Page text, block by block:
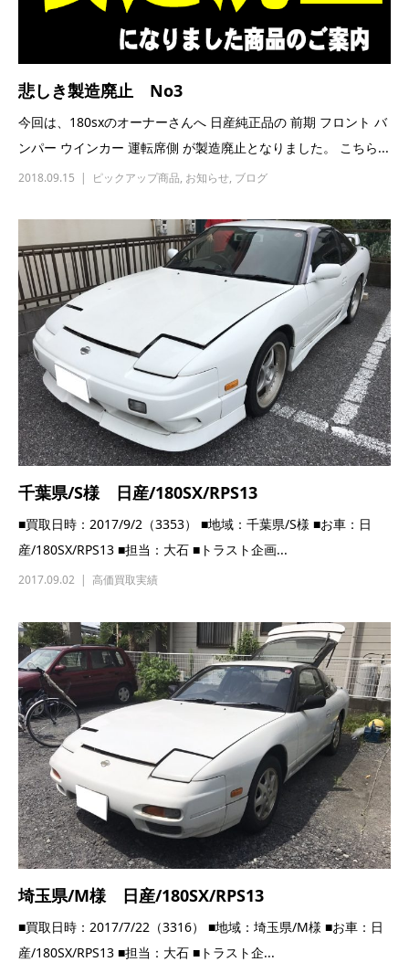
悲しき製造廃止 No3
今回は、180sxのオーナーさんへ 日産純正品の 前期 フロント バ
ンパー ウインカー 運転席側 が製造廃止となりました。 こちら...
2018.09.15 ピックアップ商品, お知らせ, ブログ
千葉県/S様 日産/180SX/RPS13
■買取日時：2017/9/2（3353） ■地域：千葉県/S様 ■お車：日
産/180SX/RPS13 ■担当：大石 ■トラスト企画...
2017.09.02 高価買取実績
埼玉県/M様 日産/180SX/RPS13
■買取日時：2017/7/22（3316） ■地域：埼玉県/M様 ■お車：日
産/180SX/RPS13 ■担当：大石 ■トラスト企...